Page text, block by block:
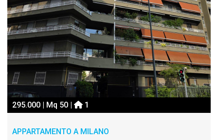
295.000 | Mq 50 | 1
APPARTAMENTO A MILANO